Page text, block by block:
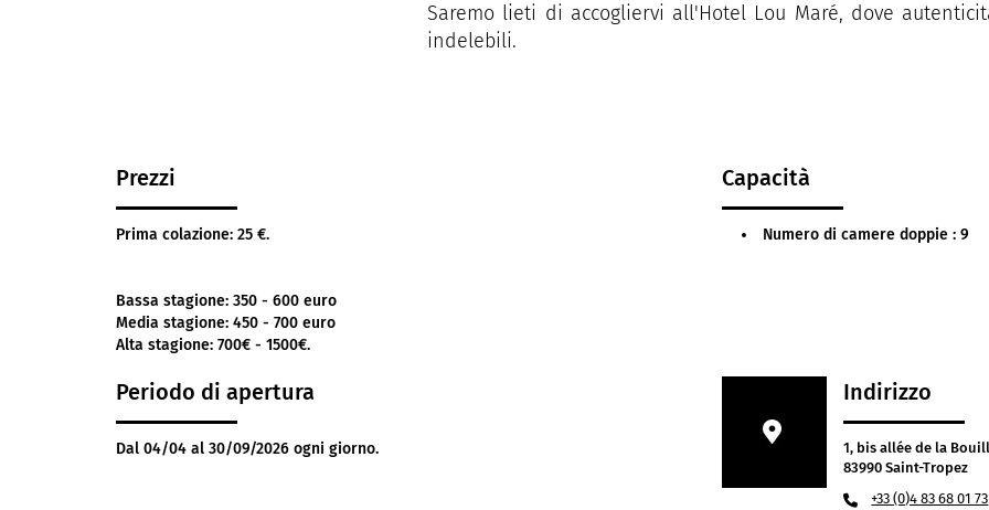
Saremo lieti di accogliervi all'Hotel Lou Maré, dove
indelebili.
Prezzi
Prima colazione: 25 €.
Bassa stagione: 350 - 600 euro
Media stagione: 450 - 700 euro
Alta stagione: 700€ - 1500€.
Capacità
Numero di camere doppie : 9
Periodo di apertura
Dal 04/04 al 30/09/2026 ogni giorno.
Indirizzo
1, bis allée de la
83990 Saint-Tropez
+33 (0)4 83 68 01 73